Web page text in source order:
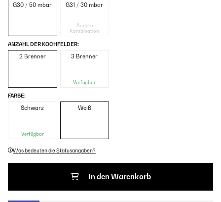
G30 / 50 mbar G31 / 30 mbar
Andere
Kombination
ANZAHL DER KOCHFELDER:
2 Brenner 3 Brenner
Verfügbar
FARBE:
Schwarz
Verfügbar
Weiß
Was bedeuten die Statusangaben?
In den Warenkorb